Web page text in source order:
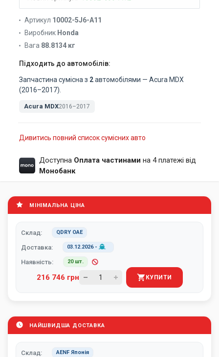
Артикул 10002-5J6-A11
Виробник Honda
Вага 88.8134 кг
Підходить до автомобілів:
Запчастина сумісна з 2автомобілями — Acura MDX
(2016–2017).
Acura MDX2016–2017
Дивитись повний список сумісних авто
Доступна Оплата частинами на 4 платежі від
Монобанк
МІНІМАЛЬНА ЦІНА
Склад: QDRY ОАЕ
Доставка: 03.12.2026-
Наявність: 20 шт.
216 746 грн КУПИТИ
НАЙШВИДША ДОСТАВКА
Склад: AENF Японія